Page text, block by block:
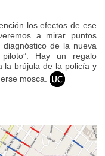
los efectos de ese
a mirar puntos
de la nueva
piloto”. Hay un regalo
la brújula de la policía y
mosca.